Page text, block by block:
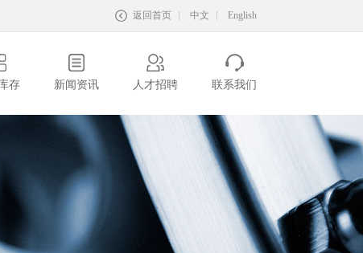
返回首页 中文 English
存 新闻资讯 人才招聘 联系我们